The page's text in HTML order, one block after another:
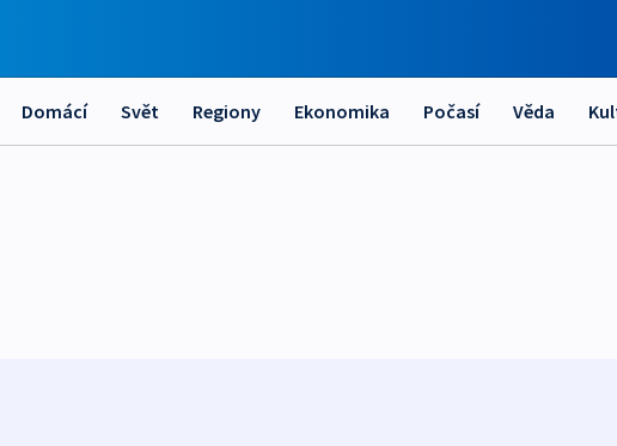
Domácí Svět Regiony Ekonomika Počasí Věda